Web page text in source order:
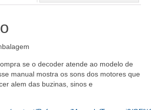
se o decoder atende ao modelo de
manual mostra os sons dos motores que
alem das buzinas, sinos e